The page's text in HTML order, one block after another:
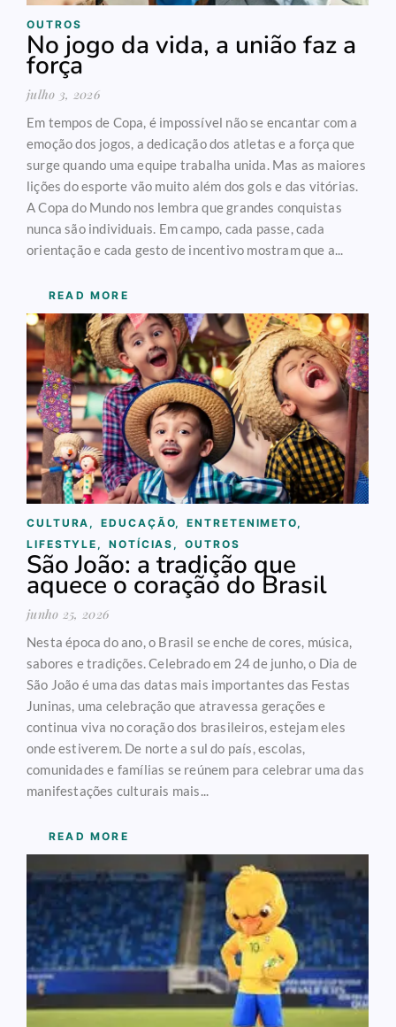
OUTROS
No jogo da vida, a união faz a
força
julho 3, 2026
Em tempos de Copa, é impossível não se encantar com a
emoção dos jogos, a dedicação dos atletas e a força que
surge quando uma equipe trabalha unida. Mas as maiores
lições do esporte vão muito além dos gols e das vitórias.
A Copa do Mundo nos lembra que grandes conquistas
nunca são individuais. Em campo, cada passe, cada
orientação e cada gesto de incentivo mostram que a...
READ MORE
CULTURA , EDUCAÇÃO, ENTRETENIMETO,
LIFESTYLE , NOTÍCIAS , OUTROS
São João: a tradição que
aquece o coração do Brasil
junho 25, 2026
Nesta época do ano, o Brasil se enche de cores, música,
sabores e tradições. Celebrado em 24 de junho, o Dia de
São João é uma das datas mais importantes das Festas
Juninas, uma celebração que atravessa gerações e
continua viva no coração dos brasileiros, estejam eles
onde estiverem. De norte a sul do país, escolas,
comunidades e famílias se reúnem para celebrar uma das
manifestações culturais mais...
READ MORE